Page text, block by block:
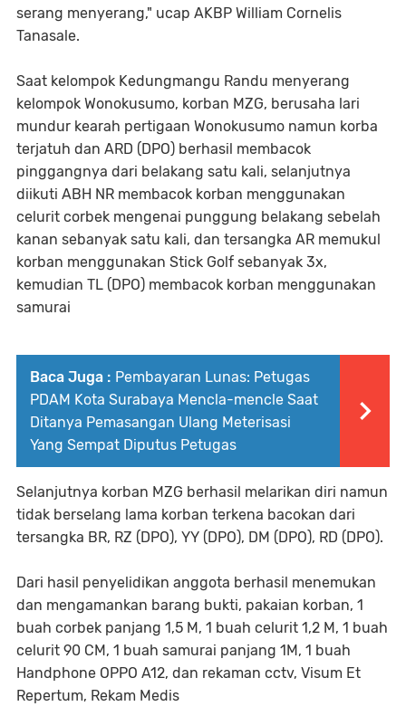
serang menyerang," ucap AKBP William Cornelis
Tanasale.
Saat kelompok Kedungmangu Randu menyerang
kelompok Wonokusumo, korban MZG, berusaha lari
mundur kearah pertigaan Wonokusumo namun korba
terjatuh dan ARD (DPO) berhasil membacok
pinggangnya dari belakang satu kali, selanjutnya
diikuti ABH NR membacok korban menggunakan
celurit corbek mengenai punggung belakang sebelah
kanan sebanyak satu kali, dan tersangka AR memukul
korban menggunakan Stick Golf sebanyak 3x,
kemudian TL (DPO) membacok korban menggunakan
samurai
Baca Juga : Pembayaran Lunas: Petugas
PDAM Kota Surabaya Mencla-mencle Saat
Ditanya Pemasangan Ulang Meterisasi
Yang Sempat Diputus Petugas
Selanjutnya korban MZG berhasil melarikan diri namun
tidak berselang lama korban terkena bacokan dari
tersangka BR, RZ (DPO), YY (DPO), DM (DPO), RD (DPO).
Dari hasil penyelidikan anggota berhasil menemukan
dan mengamankan barang bukti, pakaian korban, 1
buah corbek panjang 1,5 M, 1 buah celurit 1,2 M, 1 buah
celurit 90 CM, 1 buah samurai panjang 1M, 1 buah
Handphone OPPO A12, dan rekaman cctv, Visum Et
Repertum, Rekam Medis